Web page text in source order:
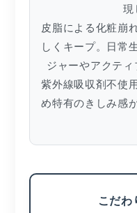
現
皮脂による化粧崩
しくキープ。日常
ジャーやアクティ
紫外線吸収剤不使
め特有のきしみ感
こだ